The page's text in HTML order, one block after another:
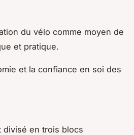
du vélo comme moyen de
et pratique.
et la confiance en soi des
divisé en trois blocs